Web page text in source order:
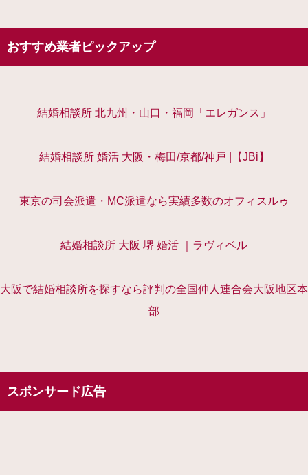
おすすめ業者ピックアップ
結婚相談所 北九州・山口・福岡「エレガンス」
結婚相談所 婚活 大阪・梅田/京都/神戸 |【JBi】
東京の司会派遣・MC派遣なら実績多数のオフィスルゥ
結婚相談所 大阪 堺 婚活 ｜ラヴィベル
大阪で結婚相談所を探すなら評判の全国仲人連合会大阪地区本
部
スポンサード広告